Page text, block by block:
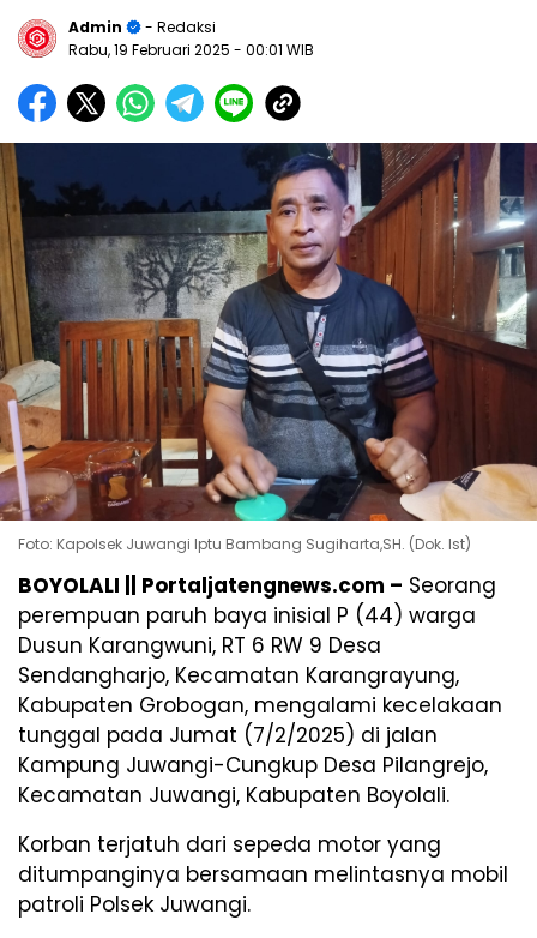
Admin
- Redaksi
Rabu, 19 Februari 2025 - 00:01 WIB
Foto: Kapolsek Juwangi Iptu Bambang Sugiharta,SH. (Dok. Ist)
BOYOLALI || Portaljatengnews.com – Seorang
perempuan paruh baya inisial P (44) warga
Dusun Karangwuni, RT 6 RW 9 Desa
Sendangharjo, Kecamatan Karangrayung,
Kabupaten Grobogan, mengalami kecelakaan
tunggal pada Jumat (7/2/2025) di jalan
Kampung Juwangi-Cungkup Desa Pilangrejo,
Kecamatan Juwangi, Kabupaten Boyolali.
Korban terjatuh dari sepeda motor yang
ditumpanginya bersamaan melintasnya mobil
patroli Polsek Juwangi.